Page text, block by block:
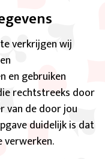
verkrijgen wij
en gebruiken
rechtstreeks door
van de door jou
duidelijk is dat